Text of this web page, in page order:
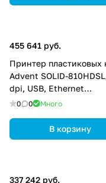
455 641 руб.
Принтер пластиковых
Advent SOLID-
dpi, USB, Ethernet
ASOL8HDSL (Security
0 0 Много
В корзину
337 242 руб.